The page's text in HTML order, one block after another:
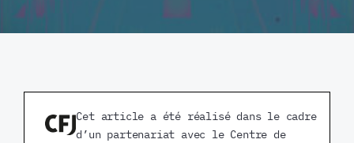
Cet article a été réalisé dans le cadre
d’un partenariat avec le Centre de